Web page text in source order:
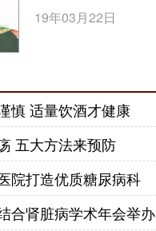
19年03月22日
慎 适量饮酒才健康
五大方法来预防
院打造优质糖尿病科
合肾脏病学术年会举办